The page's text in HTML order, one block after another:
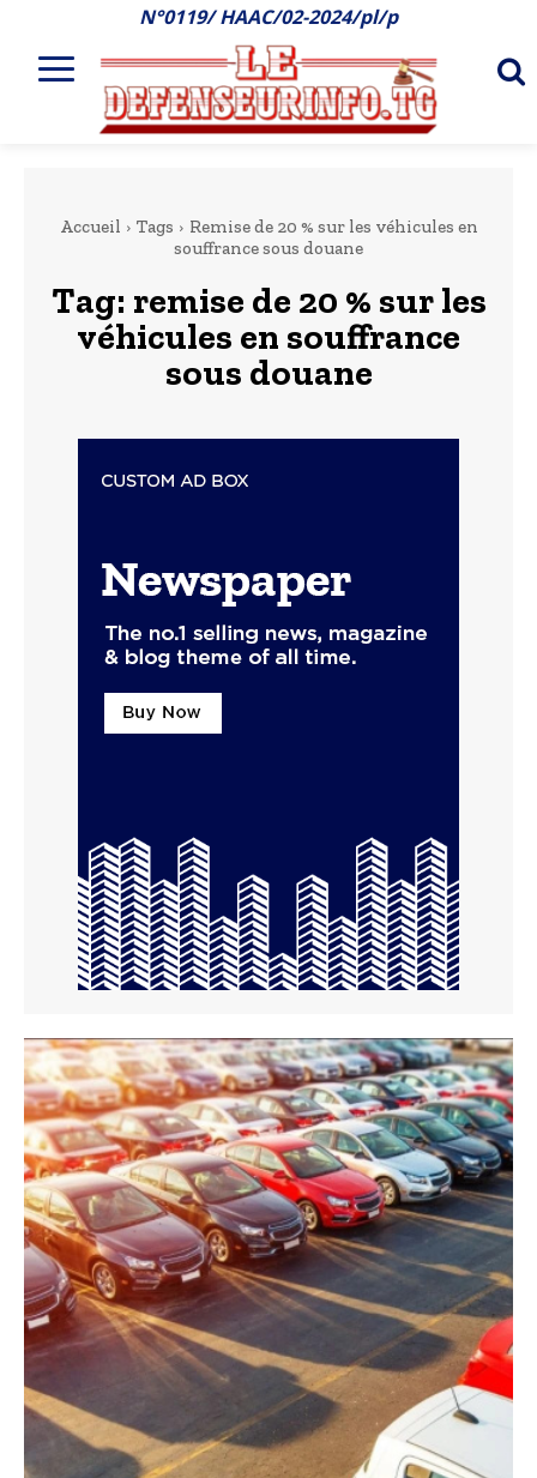
N°0119/ HAAC/02-2024/pl/p
Accueil Tags
Remise de 20 % sur les véhicules en
souffrance sous douane
Tag: remise de 20 % sur les
véhicules en souffrance
sous douane